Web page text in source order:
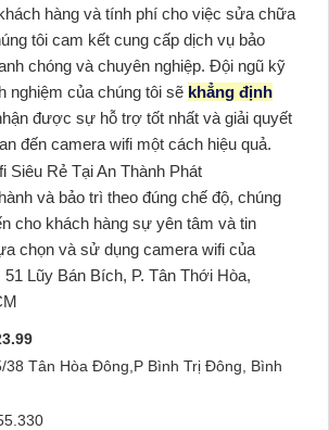
hàng và tính phí cho việc sửa chữa
tôi cam kết cung cấp dịch vụ bảo
chóng và chuyên nghiệp. Đội ngũ kỹ
nghiệm của chúng tôi sẽ khẳng định
được sự hỗ trợ tốt nhất và giải quyết
đến camera wifi một cách hiệu quả.
và bảo trì theo đúng chế độ, chúng
cho khách hàng sự yên tâm và tin
chọn và sử dụng camera wifi của
51 Lũy Bán Bích, P. Tân Thới Hòa,
38 Tân Hòa Đông,P Bình Trị Đông, Bình